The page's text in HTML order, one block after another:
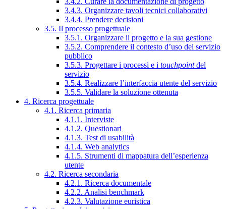
3.4.3. Organizzare tavoli tecnici collaborativi
3.4.4. Prendere decisioni
3.5. Il processo progettuale
3.5.1. Organizzare il progetto e la sua gestione
3.5.2. Comprendere il contesto d’uso del servizio
pubblico
3.5.3. Progettare i processi e i touchpointdel
servizio
3.5.4. Realizzare l’interfaccia utente del servizio
3.5.5. Validare la soluzione ottenuta
4. Ricerca progettuale
4.1. Ricerca primaria
4.1.1. Interviste
4.1.2. Questionari
4.1.3. Test di usabilità
4.1.4. Web analytics
4.1.5. Strumenti di mappatura dell’esperienza
utente
4.2. Ricerca secondaria
4.2.1. Ricerca documentale
4.2.2. Analisi benchmark
4.2.3. Valutazione euristica